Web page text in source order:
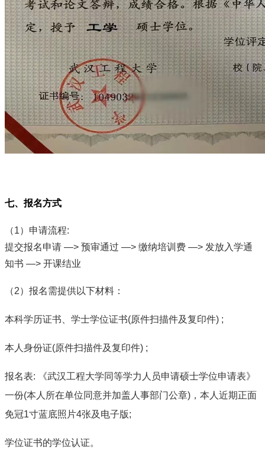
七、报名方式
（1）申请流程:
提交报名申请 —> 预审通过 —> 缴纳培训费 —> 发放入学通
知书 —> 开课结业
（2）报名需提供以下材料：
本科学历证书、学士学位证书(原件扫描件及复印件) ;
本人身份证(原件扫描件及复印件) ;
报名表: 《武汉工程大学同等学力人员申请硕士学位申请表》
一份(本人所在单位同意并加盖人事部门公章)，本人近期正面
免冠1寸蓝底照片4张及电子版;
学位证书的学位认证。